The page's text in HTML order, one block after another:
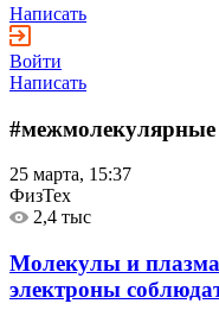
Написать
Войти
Написать
#межмолекулярные
25 марта, 15:37
ФизТех
2,4 тыс
Молекулы и
электроны